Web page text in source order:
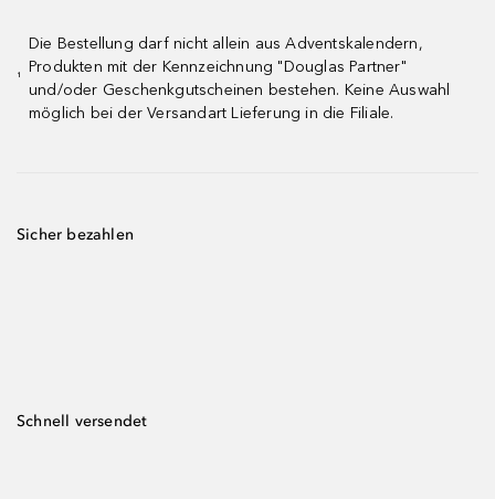
¹
Die Bestellung darf nicht allein aus Adventskalendern,
Produkten mit der Kennzeichnung "Douglas Partner"
und/oder Geschenkgutscheinen bestehen. Keine Auswahl
möglich bei der Versandart Lieferung in die Filiale.
Sicher bezahlen
Schnell versendet